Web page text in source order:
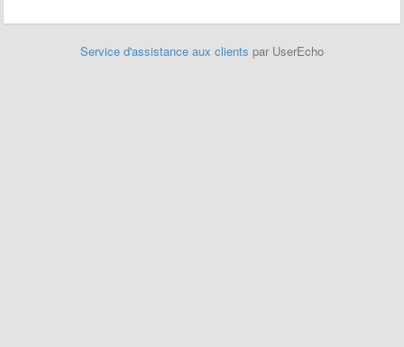
Service d'assistance aux clients par UserEcho